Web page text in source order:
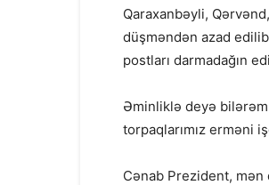
Qaraxanbəyli,
düşməndən azad
postları darmadağın
Əminliklə deyə bilərəm
torpaqlarımız erməni
Cənab Prezident, mən